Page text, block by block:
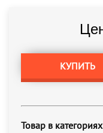
КУПИТЬ
Товар в